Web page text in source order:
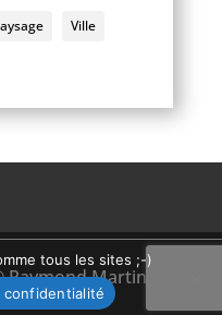
Ville
Raymond Martinez_
tous les sites ;-)
confidentialité